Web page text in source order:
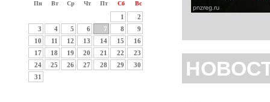
Пн Вт Ср Чт Пт Сб Вс
1
2
3
4 5 6 7 8
9
10
11 12 13 14 15
16
17
18 19 20 21 22
23
24
25 26 27 28 29
30
31